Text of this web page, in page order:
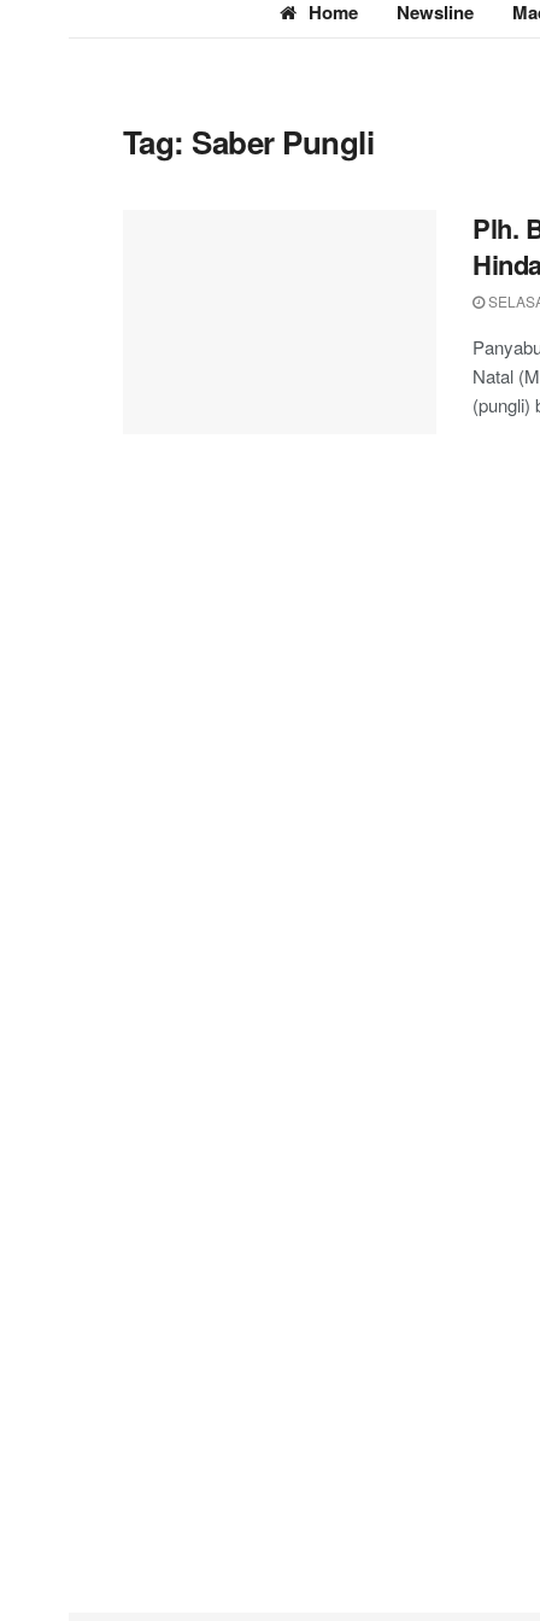
Home Newsline
Tag: Saber Pungli
Plh.
Natal
(pungli)